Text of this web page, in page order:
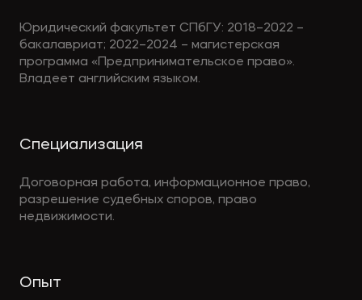
Юридический факультет СПбГУ: 2018–2022 –
бакалавриат; 2022–2024 – магистерская
программа «Предпринимательское право».
Владеет английским языком.
Cпециализация
Договорная работа, информационное право,
разрешение судебных споров, право
недвижимости.
Опыт